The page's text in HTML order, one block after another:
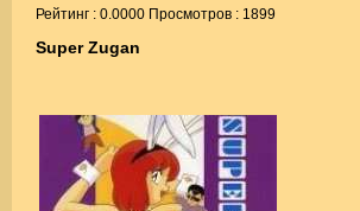
Рейтинг : 0.0000 Просмотров : 1899
Super Zugan